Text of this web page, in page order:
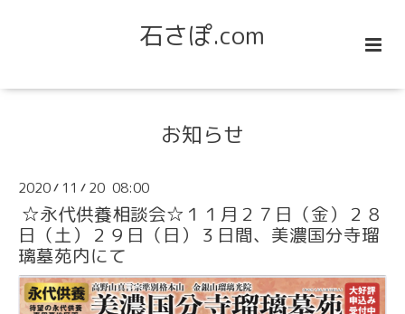
石さぽ.com
お知らせ
2020/ 11 / 20 08:00
☆永代供養相談会☆１１月２７日（金）２８
日（土）２９日（日）３日間、美濃国分寺瑠
璃墓苑内にて